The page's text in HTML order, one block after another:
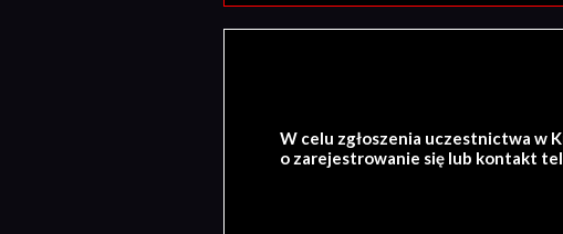
W celu zgłoszenia uczestnictwa w
o zarejestrowanie się lub kontakt